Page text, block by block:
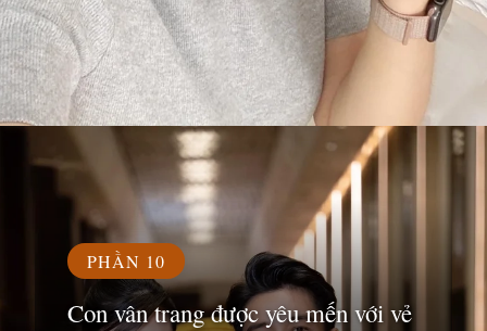
https://susach.edu.vn/van-trang
PHẦN 10
Con vân trang được yêu mến với vẻ